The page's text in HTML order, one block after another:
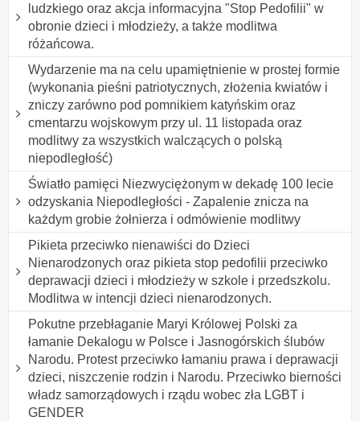
ludzkiego oraz akcja informacyjna "Stop Pedofilii" w
obronie dzieci i młodzieży, a także modlitwa
różańcowa.
Wydarzenie ma na celu upamiętnienie w prostej formie
(wykonania pieśni patriotycznych, złożenia kwiatów i
zniczy zarówno pod pomnikiem katyńskim oraz
cmentarzu wojskowym przy ul. 11 listopada oraz
modlitwy za wszystkich walczących o polską
niepodległość)
Światło pamięci Niezwyciężonym w dekadę 100 lecie
odzyskania Niepodległości - Zapalenie znicza na
każdym grobie żołnierza i odmówienie modlitwy
Pikieta przeciwko nienawiści do Dzieci
Nienarodzonych oraz pikieta stop pedofilii przeciwko
deprawacji dzieci i młodzieży w szkole i przedszkolu.
Modlitwa w intencji dzieci nienarodzonych.
Pokutne przebłaganie Maryi Królowej Polski za
łamanie Dekalogu w Polsce i Jasnogórskich ślubów
Narodu. Protest przeciwko łamaniu prawa i deprawacji
dzieci, niszczenie rodzin i Narodu. Przeciwko bierności
władz samorządowych i rządu wobec zła LGBT i
GENDER